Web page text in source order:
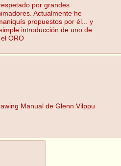
por grandes
Actualmente he
propuestos por él... y
introducción de uno de
ORO
Manual de Glenn Vilppu